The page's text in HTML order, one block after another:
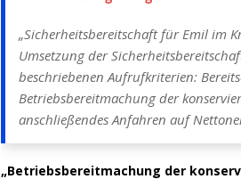
„Sicherheitsbereitschaft für Emil im
Umsetzung der
beschriebenen Aufrufkriterien:
Betriebsbereitmachung der
anschließendes Anfahren auf
„Betriebsbereitmachung der